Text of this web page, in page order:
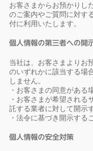
お客さまからお預かりし
のご案内やご質問に対す
付に利用いたします。
個人情報の第三者への開
当社は、お客さまよりお
のいずれかに該当する場
しません。
・お客さまの同意がある
・お客さまが希望される
託する業者に対して開示
・法令に基づき開示する
個人情報の安全対策